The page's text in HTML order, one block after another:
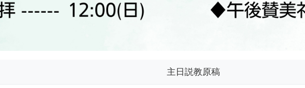
主日説教原稿